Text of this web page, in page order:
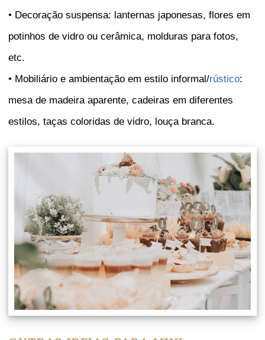
• Decoração suspensa: lanternas japonesas, flores em
potinhos de vidro ou cerâmica, molduras para fotos,
etc.
• Mobiliário e ambientação em estilo informal/rústico:
mesa de madeira aparente, cadeiras em diferentes
estilos, taças coloridas de vidro, louça branca.